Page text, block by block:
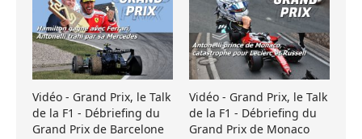
Vidéo - Grand Prix, le Talk
de la F1 - Débriefing du
Grand Prix de Barcelone
Vidéo - Grand Prix, le Talk
de la F1 - Débriefing du
Grand Prix de Monaco